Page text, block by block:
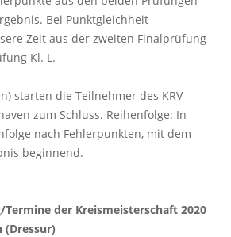
Bei Punktgleichheit
Zeit aus der zweiten Finalprüfung
Kl. L.
starten die Teilnehmer des KRV
zum Schluss. Reihenfolge: In
nach Fehlerpunkten, mit dem
beginnend.
der Kreismeisterschaft 2020
(Dressur)